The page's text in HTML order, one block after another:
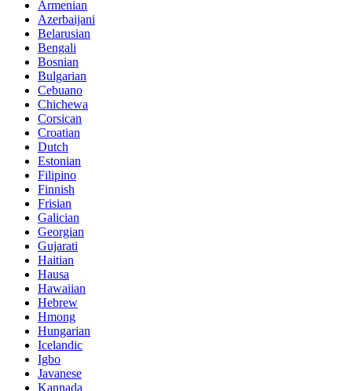
Armenian
Azerbaijani
Belarusian
Bengali
Bosnian
Bulgarian
Cebuano
Chichewa
Corsican
Croatian
Dutch
Estonian
Filipino
Finnish
Frisian
Galician
Georgian
Gujarati
Haitian
Hausa
Hawaiian
Hebrew
Hmong
Hungarian
Icelandic
Igbo
Javanese
Kannada